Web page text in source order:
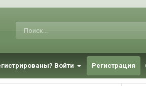
Войти Регистрация